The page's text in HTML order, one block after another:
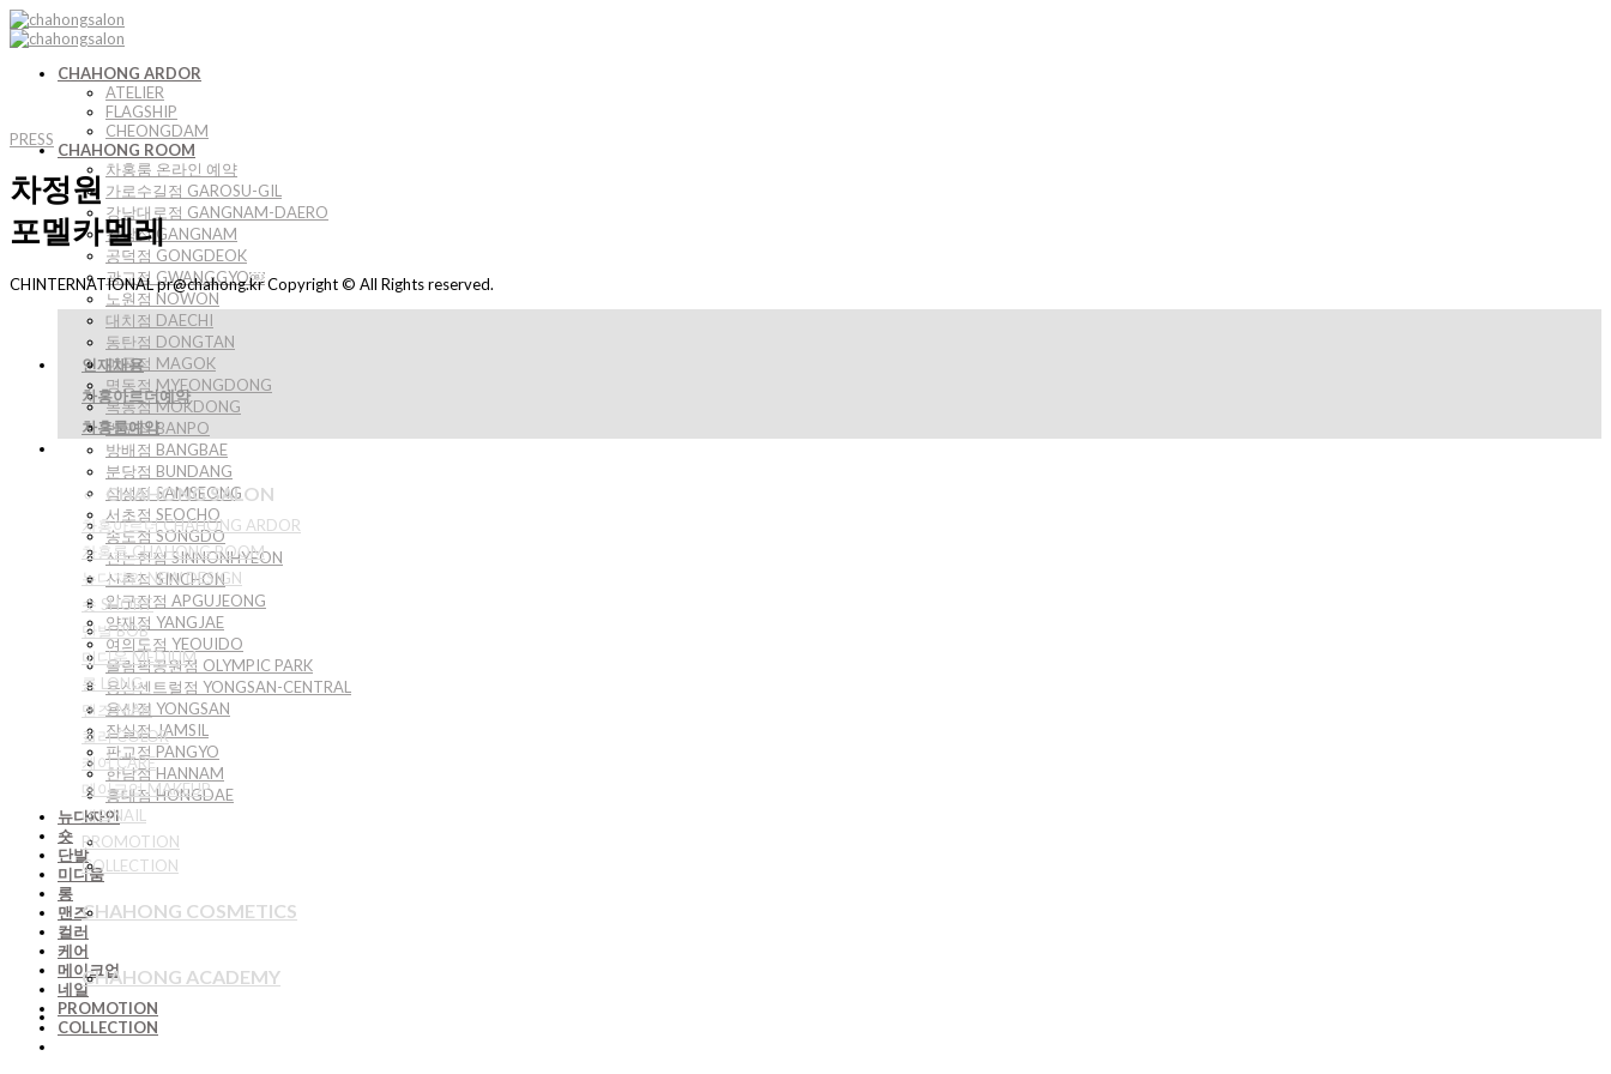
Skip
to
CHAHONG ARDOR
ATELIER
FLAGSHIP
CHEONGDAM
CHAHONG ROOM
차홍룸 온라인 예약
가로수길점 GAROSU-GIL
강남대로점 GANGNAM-DAERO
강남점 GANGNAM
공덕점 GONGDEOK
광교점 GWANGGYO￼
노원점 NOWON
대치점 DAECHI
동탄점 DONGTAN
마곡점 MAGOK
명동점 MYEONGDONG
목동점 MOKDONG
반포점 BANPO
방배점 BANGBAE
분당점 BUNDANG
삼성점 SAMSEONG
서초점 SEOCHO
송도점 SONGDO
신논현점 SINNONHYEON
신촌점 SINCHON
압구정점 APGUJEONG
양재점 YANGJAE
여의도점 YEOUIDO
올림픽공원점 OLYMPIC PARK
용산센트럴점 YONGSAN-CENTRAL
용산점 YONGSAN
잠실점 JAMSIL
판교점 PANGYO
한남점 HANNAM
홍대점 HONGDAE
뉴디자인
숏
단발
미디움
롱
맨즈
컬러
케어
메이크업
네일
PROMOTION
COLLECTION
PRESS
차정원
포멜카멜레
CHINTERNATIONAL pr@chahong.kr Copyright © All Rights reserved.
인재채용
차홍아르더예약
차홍룸예약
CHAHONG SALON
차홍아르더 CHAHONG ARDOR
차홍룸 CHAHONG ROOM
뉴디자인 NEW DESIGN
숏 SHORT
단발 BOB
미디움 MEDIUM
롱 LONG
맨즈 MAN
컬러 COLOR
케어 CARE
메이크업 MAKEUP
네일NAIL
PROMOTION
COLLECTION
CHAHONG COSMETICS
CHAHONG ACADEMY